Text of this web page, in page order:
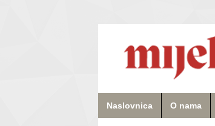
Naslovnica O nama